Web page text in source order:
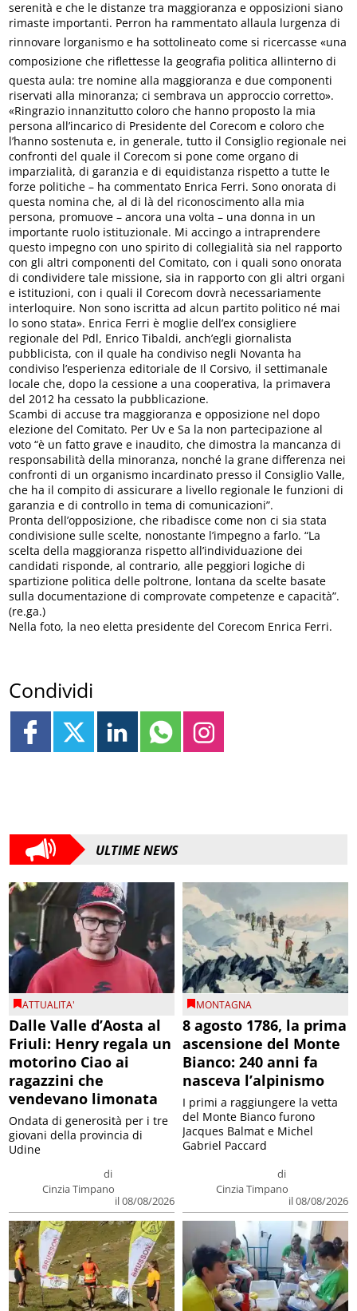
serenità e che le distanze tra maggioranza e opposizioni siano
rimaste importanti. Perron ha rammentato allaula lurgenza di
rinnovare lorganismo e ha sottolineato come si ricercasse «una
composizione che riflettesse la geografia politica allinterno di
questa aula: tre nomine alla maggioranza e due componenti
riservati alla minoranza; ci sembrava un approccio corretto».
«Ringrazio innanzitutto coloro che hanno proposto la mia
persona all’incarico di Presidente del Corecom e coloro che
l’hanno sostenuta e, in generale, tutto il Consiglio regionale nei
confronti del quale il Corecom si pone come organo di
imparzialità, di garanzia e di equidistanza rispetto a tutte le
forze politiche – ha commentato Enrica Ferri. Sono onorata di
questa nomina che, al di là del riconoscimento alla mia
persona, promuove – ancora una volta – una donna in un
importante ruolo istituzionale. Mi accingo a intraprendere
questo impegno con uno spirito di collegialità sia nel rapporto
con gli altri componenti del Comitato, con i quali sono onorata
di condividere tale missione, sia in rapporto con gli altri organi
e istituzioni, con i quali il Corecom dovrà necessariamente
interloquire. Non sono iscritta ad alcun partito politico né mai
lo sono stata». Enrica Ferri è moglie dell’ex consigliere
regionale del Pdl, Enrico Tibaldi, anch’egli giornalista
pubblicista, con il quale ha condiviso negli Novanta ha
condiviso l’esperienza editoriale de Il Corsivo, il settimanale
locale che, dopo la cessione a una cooperativa, la primavera
del 2012 ha cessato la pubblicazione.
Scambi di accuse tra maggioranza e opposizione nel dopo
elezione del Comitato. Per Uv e Sa la non partecipazione al
voto “è un fatto grave e inaudito, che dimostra la mancanza di
responsabilità della minoranza, nonché la grane differenza nei
confronti di un organismo incardinato presso il Consiglio Valle,
che ha il compito di assicurare a livello regionale le funzioni di
garanzia e di controllo in tema di comunicazioni”.
Pronta dell’opposizione, che ribadisce come non ci sia stata
condivisione sulle scelte, nonostante l’impegno a farlo. “La
scelta della maggioranza rispetto all’individuazione dei
candidati risponde, al contrario, alle peggiori logiche di
spartizione politica delle poltrone, lontana da scelte basate
sulla documentazione di comprovate competenze e capacità”.
(re.ga.)
Nella foto, la neo eletta presidente del Corecom Enrica Ferri.
Condividi
ULTIME NEWS
ATTUALITA'
Dalle Valle d’Aosta al
Friuli: Henry regala un
motorino Ciao ai
ragazzini che
vendevano limonata
di
Cinzia Timpano
il 08/08/2026
Ondata di generosità per i tre
giovani della provincia di
Udine
MONTAGNA
8 agosto 1786, la prima
ascensione del Monte
Bianco: 240 anni fa
nasceva l’alpinismo
di
Cinzia Timpano
il 08/08/2026
I primi a raggiungere la vetta
del Monte Bianco furono
Jacques Balmat e Michel
Gabriel Paccard